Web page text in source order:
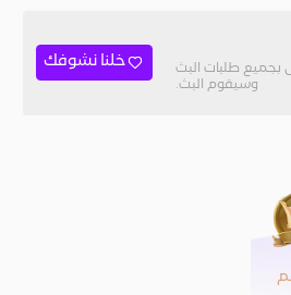
بجميع طلبات البث
وسيقوم البث.
خلنا نشوفك